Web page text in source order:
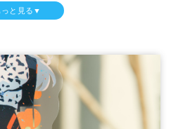
るアクリルスタンド（アク
ーホルダー（アクキー）、
能です。
手持ちの画像をアクリルグ
ャラクターや企業ロゴなど
ど世界に一つだけのオリジ
ましょう！
と見る▼